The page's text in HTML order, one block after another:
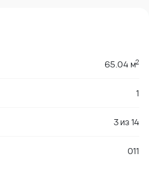
65.04 м2
1
3 из14
011